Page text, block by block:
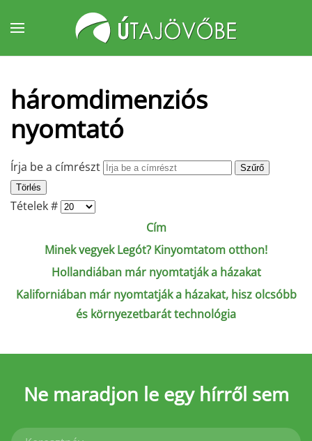
Fő tartalom átugrása
háromdimenziós
nyomtató
Írja be a címrészt
Szűrő
Törlés
Tételek #
Cím
Minek vegyek Legót? Kinyomtatom otthon!
Hollandiában már nyomtatják a házakat
Kaliforniában már nyomtatják a házakat, hisz olcsóbb
és környezetbarát technológia
Ne maradjon le egy hírről sem